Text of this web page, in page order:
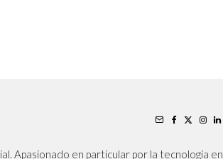
Apasionado en particular por la tecnología en